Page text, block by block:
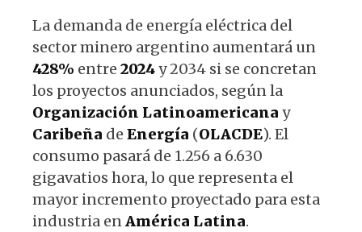
La demanda de energía eléctrica del
sector minero argentino aumentará un
428% entre 2024y 2034 si se concretan
los proyectos anunciados, según la
Organización Latinoamericana y
Caribeña de Energía (OLACDE). El
consumo pasará de 1.256 a 6.630
gigavatios hora, lo que representa el
mayor incremento proyectado para esta
industria enAmérica Latina.